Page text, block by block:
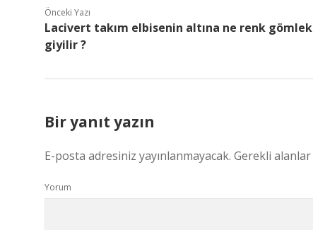
Önceki Yazı
Lacivert takım elbisenin altına ne renk gömlek
giyilir ?
Bir yanıt yazın
E-posta adresiniz yayınlanmayacak. Gerekli alanlar
Yorum